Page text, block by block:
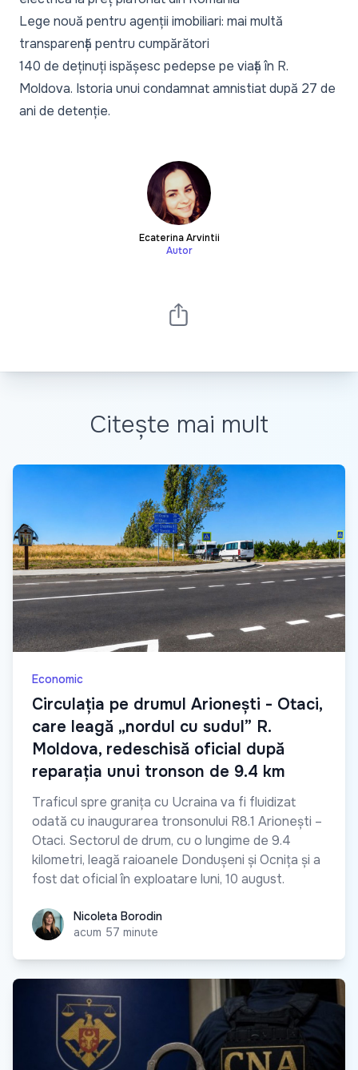
Lege nouă pentru agenții imobiliari: mai multă
transparență pentru cumpărători
140 de deținuți ispășesc pedepse pe viață în R.
Moldova. Istoria unui condamnatamnistiat după 27 de
ani de detenție.
Ecaterina Arvintii
Autor
Citește mai mult
Economic
Circulația pe drumul Arionești - Otaci,
care leagă „nordul cu sudul” R.
Moldova, redeschisă oficial după
reparația unui tronson de 9.4 km
Traficul spre granița cu Ucraina va fi fluidizat
odată cu inaugurarea tronsonului R8.1 Arionești –
Otaci. Sectorul de drum, cu o lungime de 9.4
kilometri, leagă raioanele Dondușeni și Ocnița și a
fost dat oficial în exploatare luni, 10 august.
Nicoleta Borodin
Nicoleta Borodin
acum 57 minute